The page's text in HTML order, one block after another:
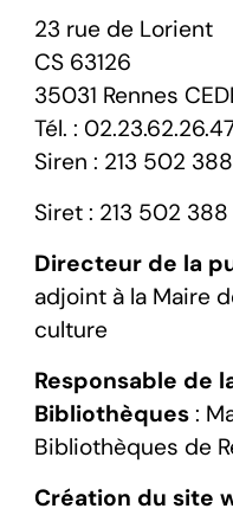
23 rue de Lorient
CS 63126
35031 Rennes
Tél. :
Siren : 213 502 388
Siret : 213 502
Directeur de la
adjoint à la Maire
culture
Responsable de
Bibliothèques :
Bibliothèques de
Création du site